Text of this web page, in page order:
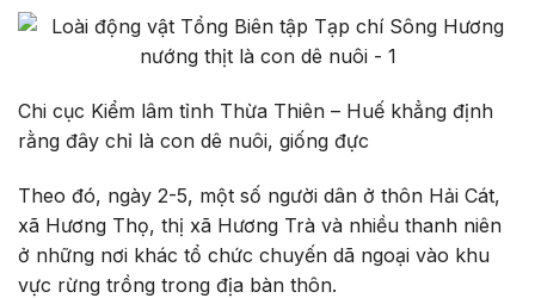
Chi cục Kiểm lâm tỉnh Thừa Thiên – Huế khẳng định
rằng đây chỉ là con dê nuôi, giống đực
Theo đó, ngày 2-5, một số người dân ở thôn Hải Cát,
xã Hương Thọ, thị xã Hương Trà và nhiều thanh niên
ở những nơi khác tổ chức chuyến dã ngoại vào khu
vực rừng trồng trong địa bàn thôn.